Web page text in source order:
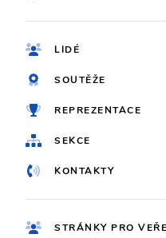
LIDÉ
SOUTĚŽE
REPREZENTACE
SEKCE
KONTAKTY
STRÁNKY PRO